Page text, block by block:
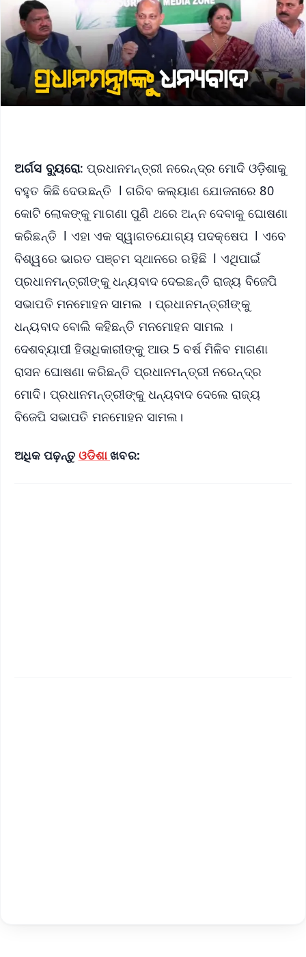
ଅର୍ଗସ ବ୍ୟୁରୋ: ପ୍ରଧାନମନ୍ତ୍ରୀ ନରେନ୍ଦ୍ର ମୋଦି ଓଡ଼ିଶାକୁ
ବହୁତ କିଛି ଦେଉଛନ୍ତି l ଗରିବ କଲ୍ୟାଣ ଯୋଜନାରେ 80
କୋଟି ଲୋକଙ୍କୁ ମାଗଣା ପୁଣି ଥରେ ଅନ୍ନ ଦେବାକୁ ଘୋଷଣା
କରିଛନ୍ତି l ଏହା ଏକ ସ୍ୱାଗତଯୋଗ୍ୟ ପଦକ୍ଷେପ l ଏବେ
ବିଶ୍ୱରେ ଭାରତ ପଞ୍ଚମ ସ୍ଥାନରେ ରହିଛି l ଏଥିପାଇଁ
ପ୍ରଧାନମନ୍ତ୍ରୀଙ୍କୁ ଧନ୍ୟବାଦ ଦେଇଛନ୍ତି ରାଜ୍ୟ ବିଜେପି
ସଭାପତି ମନମୋହନ ସାମଲ । ପ୍ରଧାନମନ୍ତ୍ରୀଙ୍କୁ
ଧନ୍ୟବାଦ ବୋଲି କହିଛନ୍ତି ମନମୋହନ ସାମଲ ।
ଦେଶବ୍ୟାପୀ ହିତାଧିକାରୀଙ୍କୁ ଆଉ 5 ବର୍ଷ ମିଳିବ ମାଗଣା
ରାସନ ଘୋଷଣା କରିଛନ୍ତି ପ୍ରଧାନମନ୍ତ୍ରୀ ନରେନ୍ଦ୍ର
ମୋଦି। ପ୍ରଧାନମନ୍ତ୍ରୀଙ୍କୁ ଧନ୍ୟବାଦ ଦେଲେ ରାଜ୍ୟ
ବିଜେପି ସଭାପତି ମନମୋହନ ସାମଲ।
ଅଧିକ ପଢ଼ନ୍ତୁ ଓଡିଶାଖବର: